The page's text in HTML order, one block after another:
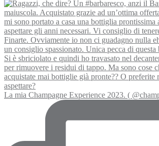
La mia Champagne Experience 2023. (